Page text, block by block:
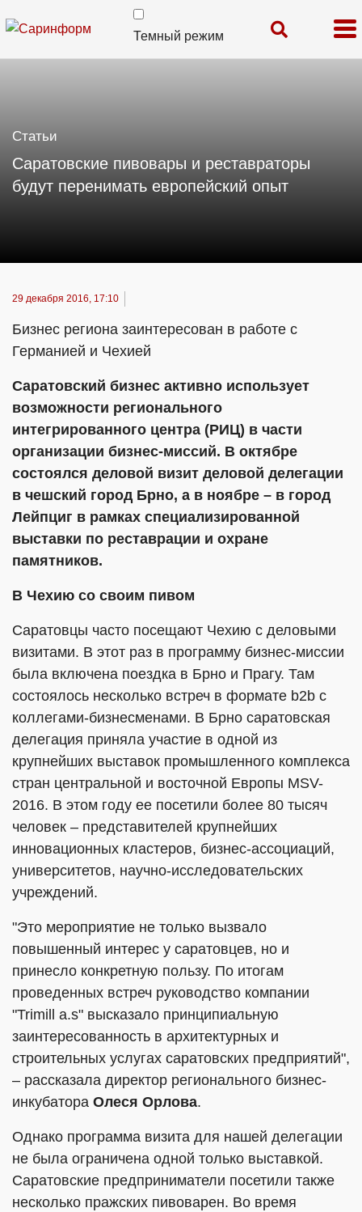
Темный режим
Статьи
Саратовские пивовары и реставраторы
будут перенимать европейский опыт
29 декабря 2016, 17:10
Бизнес региона заинтересован в работе с
Германией и Чехией
Саратовский бизнес активно использует
возможности регионального
интегрированного центра (РИЦ) в части
организации бизнес-миссий. В октябре
состоялся деловой визит деловой делегации
в чешский город Брно, а в ноябре – в город
Лейпциг в рамках специализированной
выставки по реставрации и охране
памятников.
В Чехию со своим пивом
Саратовцы часто посещают Чехию с деловыми
визитами. В этот раз в программу бизнес-миссии
была включена поездка в Брно и Прагу. Там
состоялось несколько встреч в формате b2b с
коллегами-бизнесменами. В Брно саратовская
делегация приняла участие в одной из
крупнейших выставок промышленного комплекса
стран центральной и восточной Европы MSV-
2016. В этом году ее посетили более 80 тысяч
человек – представителей крупнейших
инновационных кластеров, бизнес-ассоциаций,
университетов, научно-исследовательских
учреждений.
"Это мероприятие не только вызвало
повышенный интерес у саратовцев, но и
принесло конкретную пользу. По итогам
проведенных встреч руководство компании
"Trimill a.s" высказало принципиальную
заинтересованность в архитектурных и
строительных услугах саратовских предприятий",
– рассказала директор регионального бизнес-
инкубатора Олеся Орлова.
Однако программа визита для нашей делегации
не была ограничена одной только выставкой.
Саратовские предприниматели посетили также
несколько пражских пивоварен. Во время